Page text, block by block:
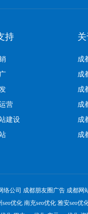
持
营
建设
成
成
成
成
成
成
络公司 成都朋友圈广告 成都网
seo优化 南充seo优化 雅安seo优